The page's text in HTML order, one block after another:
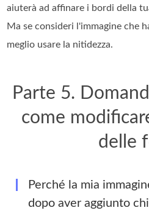
aiuterà ad affinare i bordi della
Ma se consideri l'immagine che
meglio usare la nitidezza.
Parte 5.
come
delle
Perché la mia
dopo aver aggiunto